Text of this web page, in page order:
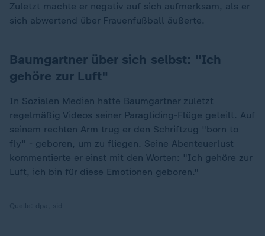
Zuletzt machte er negativ auf sich aufmerksam, als er
sich abwertend über Frauenfußball äußerte.
Baumgartner über sich selbst: "Ich
gehöre zur Luft"
In Sozialen Medien hatte Baumgartner zuletzt
regelmäßig Videos seiner Paragliding-Flüge geteilt. Auf
seinem rechten Arm trug er den Schriftzug "born to
fly" - geboren, um zu fliegen. Seine Abenteuerlust
kommentierte er einst mit den Worten: "Ich gehöre zur
Luft, ich bin für diese Emotionen geboren."